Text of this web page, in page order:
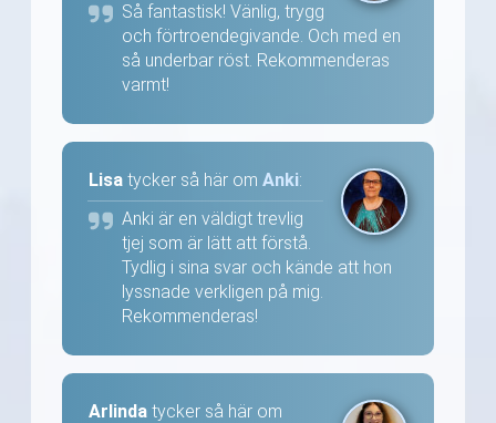
Så fantastisk! Vänlig, trygg
och förtroendegivande. Och med en
så underbar röst. Rekommenderas
varmt!
Lisa tycker så här om Anki:
Anki är en väldigt trevlig
tjej som är lätt att förstå.
Tydlig i sina svar och kände att hon
lyssnade verkligen på mig.
Rekommenderas!
Arlinda tycker så här om